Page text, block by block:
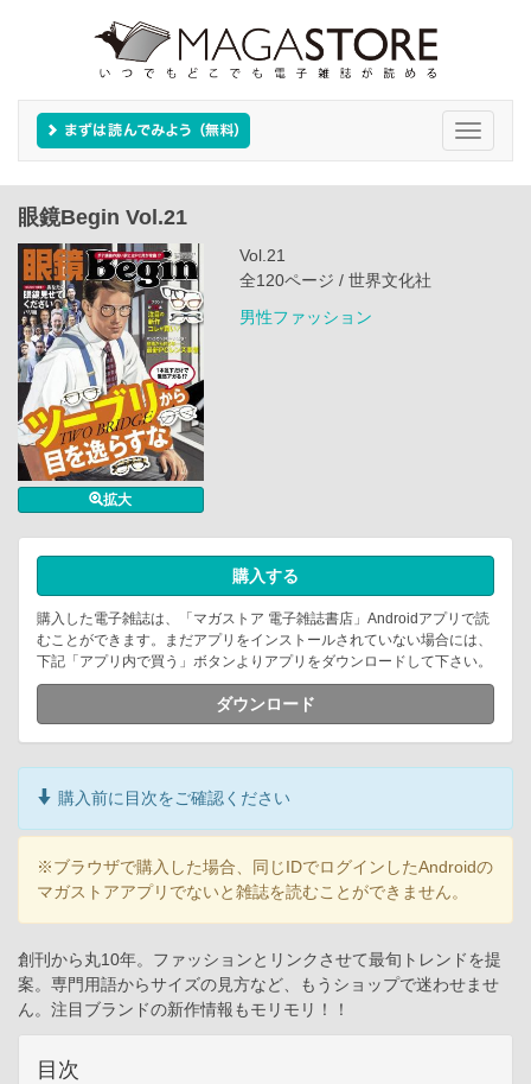
Toggle
眼鏡Begin Vol.21
拡大
Vol.21
全120ページ / 世界文化社
男性ファッション
購入する
購入した電子雑誌は、「マガストア 電子雑誌書店」Androidアプリで読
むことができます。まだアプリをインストールされていない場合には、
下記「アプリ内で買う」ボタンよりアプリをダウンロードして下さい。
ダウンロード
購入前に目次をご確認ください
※ブラウザで購入した場合、同じIDでログインしたAndroidの
マガストアアプリでないと雑誌を読むことができません。
創刊から丸10年。ファッションとリンクさせて最旬トレンドを提
案。専門用語からサイズの見方など、もうショップで迷わせませ
ん。注目ブランドの新作情報もモリモリ！！
目次